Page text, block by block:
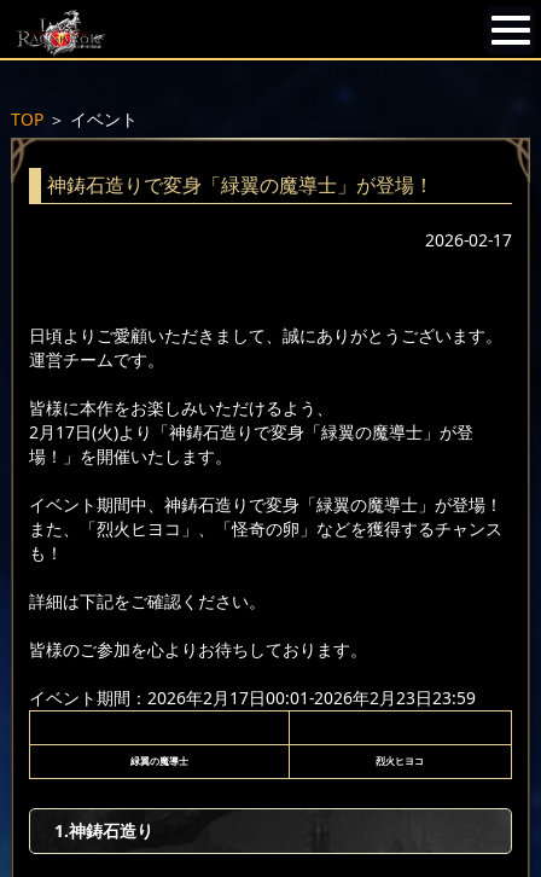
TOP＞ イベント
神鋳石造りで変身「緑翼の魔導士」が登場！
2026-02-17
日頃よりご愛顧いただきまして、誠にありがとうございます。
運営チームです。
皆様に本作をお楽しみいただけるよう、
2月17日(火)より「神鋳石造りで変身「緑翼の魔導士」が登
場！」を開催いたします。
イベント期間中、神鋳石造りで変身「緑翼の魔導士」が登場！
また、「烈火ヒヨコ」、「怪奇の卵」などを獲得するチャンス
も！
詳細は下記をご確認ください。
皆様のご参加を心よりお待ちしております。
イベント期間：2026年2月17日00:01-2026年2月23日23:59
緑翼の魔導士 烈火ヒヨコ
1.神鋳石造り